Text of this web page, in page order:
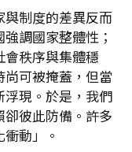
制度的差異反而
調國家整體性；
會秩序與集體穩
可被掩蓋，但當
現。於是，我們
彼此防備。許多
動」。